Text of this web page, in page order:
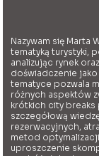
Nazywam się Marta
tematyką turystyki,
analizując rynek
doświadczenie
tematyce pozwala
różnych aspektów
krótkich city breaks
szczegółową
rezerwacyjnych,
metod
uproszczenie